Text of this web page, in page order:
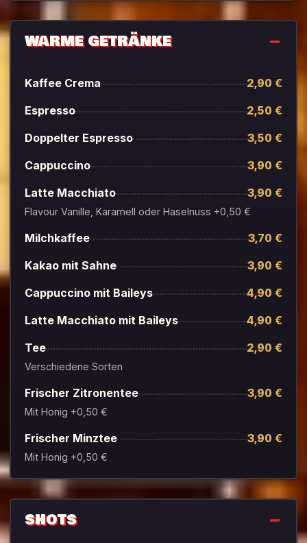
WARME GETRÄNKE
Kaffee Crema
2,90 €
Espresso
2,50 €
Doppelter Espresso
3,50 €
Cappuccino
3,90 €
Latte Macchiato
3,90 €
Flavour Vanille, Karamell oder Haselnuss +0,50 €
Milchkaffee
3,70 €
Kakao mit Sahne
3,90 €
Cappuccino mit Baileys
4,90 €
Latte Macchiato mit Baileys
4,90 €
Tee
2,90 €
Verschiedene Sorten
Frischer Zitronentee 3,90 €
Mit Honig +0,50 €
Frischer Minztee 3,90 €
Mit Honig +0,50 €
SHOTS